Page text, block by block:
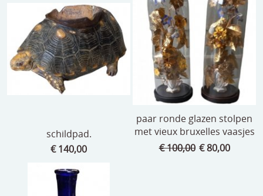
schildpad.
€ 140,00
paar ronde glazen stolpen
met vieux bruxelles vaasjes
€ 100,00 € 80,00